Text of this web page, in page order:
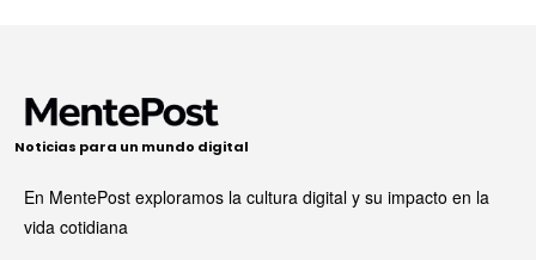
Noticias para un mundo digital
En MentePost exploramos la cultura digital y su impacto en la
vida cotidiana